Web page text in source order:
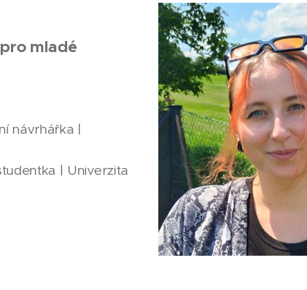
mladé
návrhářka |
| Univerzita